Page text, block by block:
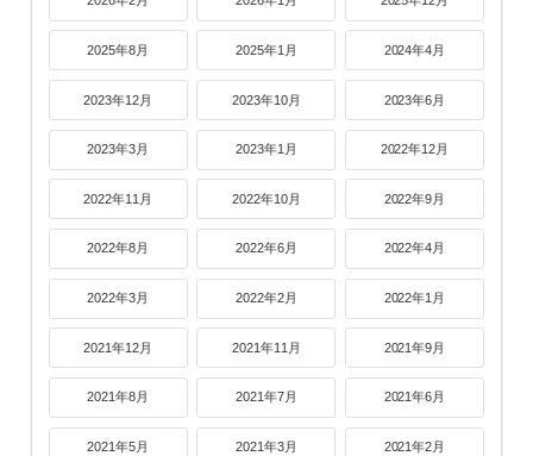
2025年8月 2025年1月 2024年4月
2023年12月 2023年10月 2023年6月
2023年3月 2023年1月 2022年12月
2022年11月 2022年10月 2022年9月
2022年8月 2022年6月 2022年4月
2022年3月 2022年2月 2022年1月
2021年12月 2021年11月 2021年9月
2021年8月 2021年7月 2021年6月
2021年5月 2021年3月 2021年2月